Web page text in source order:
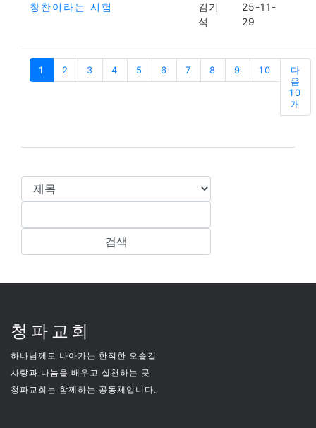
창찬이라는 시험
김기
석
25-11-
29
1 2 3 4 5 6 7 8 9 10
다
음
10
개
청파교회
하나님께로 나아가는 한적한 오솔길
사랑과 나눔을 배우고 실천하는 곳
청파교회는 함께하는 공동체입니다.